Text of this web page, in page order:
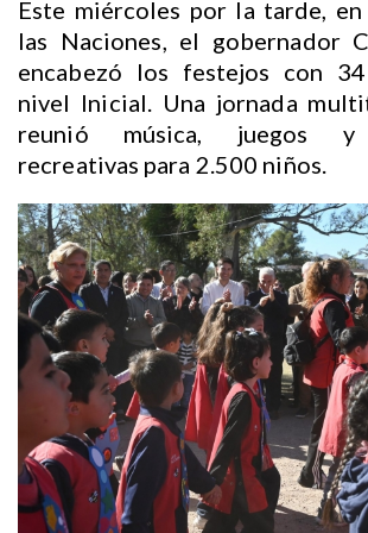
Este miércoles por la tarde,
las Naciones, el gobernador
encabezó los festejos con
nivel Inicial. Una jornada
reunió música, juegos y
recreativas para 2.500 niños.